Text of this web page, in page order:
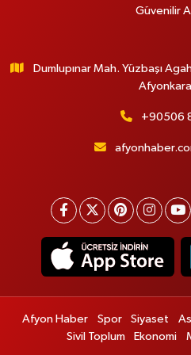
Güvenilir
Dumlupınar Mah. Yüzbaşı
+90506
Afyon Haber Spor Siyaset
Sivil Toplum
Ekonomi